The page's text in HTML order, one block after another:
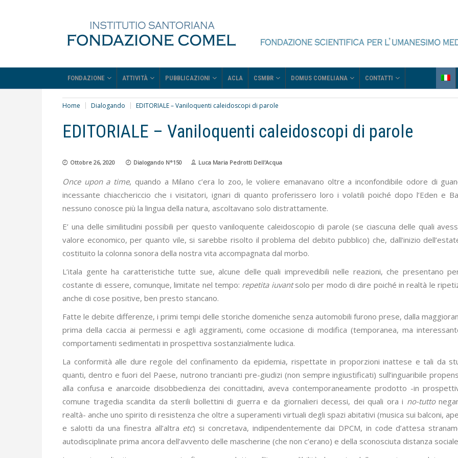
FONDAZIONE ATTIVITÀ PUBBLICAZIONI ACLA CSMBR DOMUS COMELIANA CONTATTI
Home Dialogando EDITORIALE – Vaniloquenti caleidoscopi di parole
EDITORIALE – Vaniloquenti caleidoscopi di parole
Ottobre 26, 2020 Dialogando N°150 Luca Maria Pedrotti Dell'Acqua
Once upon a time, quando a Milano c’era lo zoo, le voliere emanavano oltre a inconfondibile odore di
incessante chiacchericcio che i visitatori, ignari di quanto proferissero loro i volatili poiché dopo l’Eden e
nessuno conosce più la lingua della natura, ascoltavano solo distrattamente.
E’ una delle similitudini possibili per questo vaniloquente caleidoscopio di parole (se ciascuna delle quali
valore economico, per quanto vile, si sarebbe risolto il problema del debito pubblico) che, dall’inizio
costituito la colonna sonora della nostra vita accompagnata dal morbo.
L’itala gente ha caratteristiche tutte sue, alcune delle quali imprevedibili nelle reazioni, che presentano
costante di essere, comunque, limitate nel tempo: repetita iuvantsolo per modo di dire poiché in realtà le
anche di cose positive, ben presto stancano.
Fatte le debite differenze, i primi tempi delle storiche domeniche senza automobili furono prese, dalla
prima della caccia ai permessi e agli aggiramenti, come occasione di modifica (temporanea, ma
comportamenti sedimentati in prospettiva sostanzialmente ludica.
La conformità alle dure regole del confinamento da epidemia, rispettate in proporzioni inattese e tali da
quanti, dentro e fuori del Paese, nutrono trancianti pre-giudizi (non sempre ingiustificati) sull’inguaribile
alla confusa e anarcoide disobbedienza dei concittadini, aveva contemporaneamente prodotto -in
comune tragedia scandita da sterili bollettini di guerra e da giornalieri decessi, dei quali ora i no-tutto
realtà- anche uno spirito di resistenza che oltre a superamenti virtuali degli spazi abitativi (musica sui balconi,
e salotti da una finestra all’altra etc) si concretava, indipendentemente dai DPCM, in code d’attesa
autodisciplinate prima ancora dell’avvento delle mascherine (che non c’erano) e della sconosciuta distanza